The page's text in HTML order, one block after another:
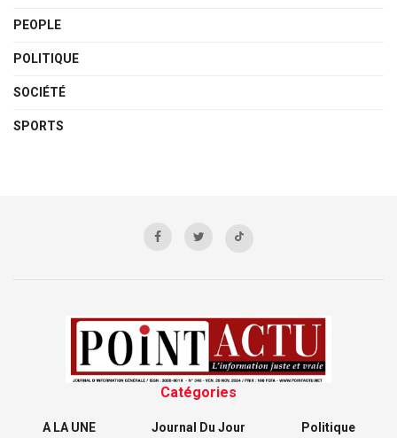
PEOPLE
POLITIQUE
SOCIÉTÉ
SPORTS
Catégories
A LA UNE Journal Du Jour Politique